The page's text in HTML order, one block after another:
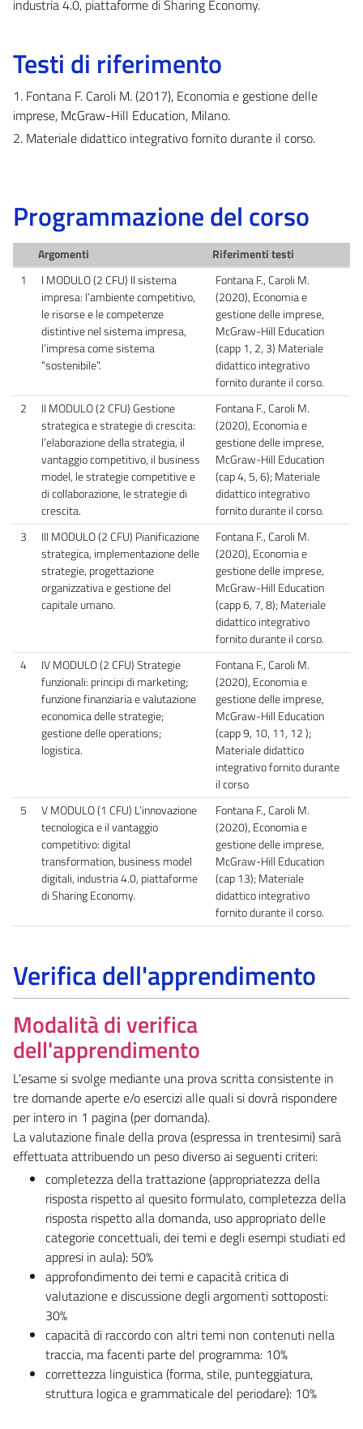
industria 4.0, piattaforme di Sharing Economy.
Testi di riferimento
1. Fontana F. Caroli M. (2017), Economia e gestione delle
imprese, McGraw-Hill Education, Milano.
2. Materiale didattico integrativo fornito durante il corso.
Programmazione del corso
Argomenti
Riferimenti testi
1
I MODULO (2 CFU) Il sistema
impresa: l’ambiente competitivo,
le risorse e le competenze
distintive nel sistema impresa,
l’impresa come sistema
“sostenibile”.
Fontana F., Caroli M.
(2020), Economia e
gestione delle imprese,
McGraw-Hill Education
(capp 1, 2, 3) Materiale
didattico integrativo
fornito durante il corso.
2
II MODULO (2 CFU) Gestione
strategica e strategie di crescita:
l’elaborazione della strategia, il
vantaggio competitivo, il business
model, le strategie competitive e
di collaborazione, le strategie di
crescita.
Fontana F., Caroli M.
(2020), Economia e
gestione delle imprese,
McGraw-Hill Education
(cap 4, 5, 6); Materiale
didattico integrativo
fornito durante il corso.
3
III MODULO (2 CFU) Pianificazione
strategica, implementazione delle
strategie, progettazione
organizzativa e gestione del
capitale umano.
Fontana F., Caroli M.
(2020), Economia e
gestione delle imprese,
McGraw-Hill Education
(capp 6, 7, 8); Materiale
didattico integrativo
fornito durante il corso.
4
IV MODULO (2 CFU) Strategie
funzionali: principi di marketing;
funzione finanziaria e valutazione
economica delle strategie;
gestione delle operations;
logistica.
Fontana F., Caroli M.
(2020), Economia e
gestione delle imprese,
McGraw-Hill Education
(capp 9, 10, 11, 12 );
Materiale didattico
integrativo fornito durante
il corso
5
V MODULO (1 CFU) L’innovazione
tecnologica e il vantaggio
competitivo: digital
transformation, business model
digitali, industria 4.0, piattaforme
di Sharing Economy.
Fontana F., Caroli M.
(2020), Economia e
gestione delle imprese,
McGraw-Hill Education
(cap 13); Materiale
didattico integrativo
fornito durante il corso.
Verifica dell'apprendimento
Modalità di verifica
dell'apprendimento
L'esame si svolge mediante una prova scritta consistente in
tre domande aperte e/o esercizi alle quali si dovrà rispondere
per intero in 1 pagina (per domanda).
La valutazione finale della prova (espressa in trentesimi) sarà
effettuata attribuendo un peso diverso ai seguenti criteri:
completezza della trattazione (appropriatezza della
risposta rispetto al quesito formulato, completezza della
risposta rispetto alla domanda, uso appropriato delle
categorie concettuali, dei temi e degli esempi studiati ed
appresi in aula): 50%
approfondimento dei temi e capacità critica di
valutazione e discussione degli argomenti sottoposti:
30%
capacità di raccordo con altri temi non contenuti nella
traccia, ma facenti parte del programma: 10%
correttezza linguistica (forma, stile, punteggiatura,
struttura logica e grammaticale del periodare): 10%